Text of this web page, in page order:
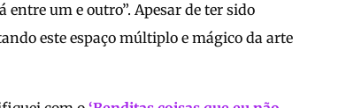
entre um e outro”. Apesar de ter sido
este espaço múltiplo e mágico da arte